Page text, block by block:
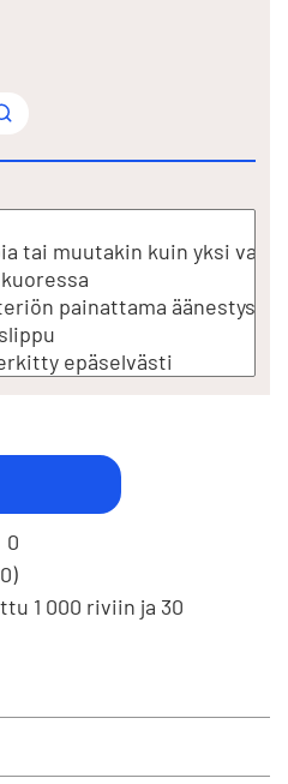
0
1 000 riviin ja 30